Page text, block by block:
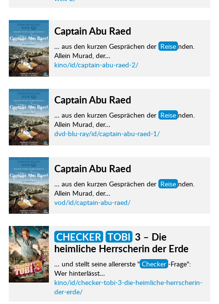
Captain Abu Raed
… aus den kurzen Gesprächen der Reise nden.
Allein Murad, der…
kino/id/captain-abu-raed-2/
Captain Abu Raed
… aus den kurzen Gesprächen der Reise nden.
Allein Murad, der…
dvd-blu-ray/id/captain-abu-raed-1/
Captain Abu Raed
… aus den kurzen Gesprächen der Reise nden.
Allein Murad, der…
vod/id/captain-abu-raed/
CHECKER TOBI3 – Die
heimliche Herrscherin der Erde
… und stellt seine allererste " Checker -Frage":
Wer hinterlässt…
kino/id/checker-tobi-3-die-heimliche-herrscherin-
der-erde/